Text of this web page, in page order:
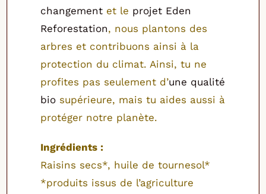
changement et le projet Eden
Reforestation, nous plantons des
arbres et contribuons ainsi à la
protection du climat. Ainsi, tu ne
profites pas seulement d’une qualité
bio supérieure, mais tu aides aussi à
protéger notre planète.
Ingrédients :
Raisins secs*, huile de tournesol*
*produits issus de l’agriculture